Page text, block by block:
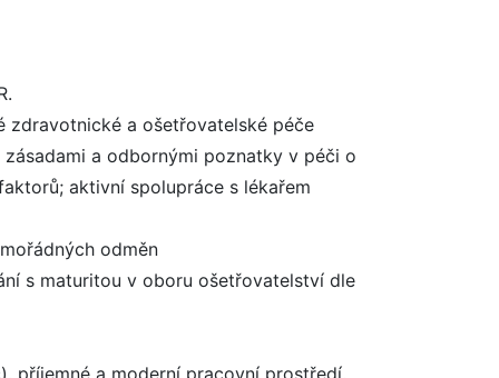
zdravotnické a ošetřovatelské péče
a odbornými poznatky v péči o
aktivní spolupráce s lékařem
odměn
s maturitou v oboru ošetřovatelství dle
příjemné a moderní pracovní prostředí,